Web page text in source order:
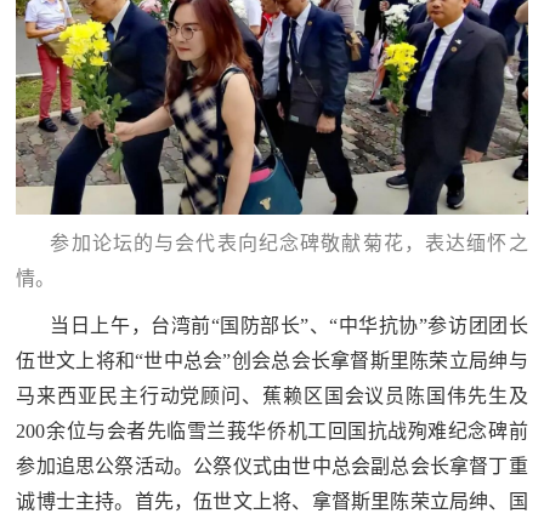
参加论坛的与会代表向纪念碑敬献菊花，表达缅怀之
情。
当日上午，台湾前“国防部长”、“中华抗协”参访团团长
伍世文上将和“世中总会”创会总会长拿督斯里陈荣立局绅与
马来西亚民主行动党顾问、蕉赖区国会议员陈国伟先生及
200余位与会者先临雪兰莪华侨机工回国抗战殉难纪念碑前
参加追思公祭活动。公祭仪式由世中总会副总会长拿督丁重
诚博士主持。首先，伍世文上将、拿督斯里陈荣立局绅、国